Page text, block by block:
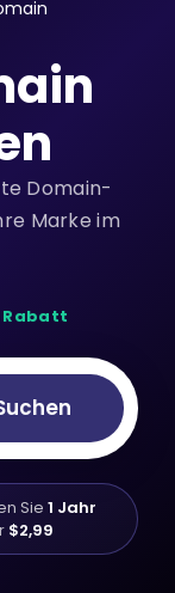
Domain-
Marke im
Rabatt
Sie 1 Jahr
$2,99